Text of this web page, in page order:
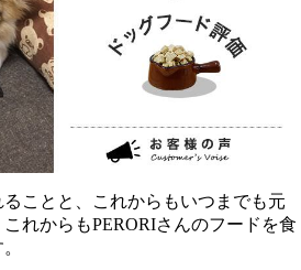
ことと、これからもいつまでも元
れからもPERORIさんのフードを食